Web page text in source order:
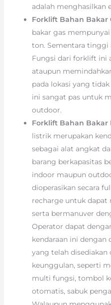
adalah menghasilkan
Forklift Bahan Bakar
bakar gas
ton. Sementara tinggi
Fungsi dari forklift ini
ataupun
pada lokasi yang
ini sangat pas untuk
outdoor.
Forklift Bahan Bakar
listrik merupakan
sebagai alat angkat
barang berkapasitas
indoor maupun
dioperasikan secara
recharge untuk dapat
serta bermanuver
Operator dapat
kendaraan ini dengan
yang telah
keunggulan, seperti
multi fungsi, tombol
otomatis, sabuk